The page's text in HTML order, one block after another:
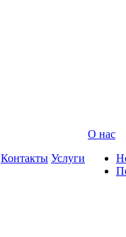
Контакты Услуги
О нас